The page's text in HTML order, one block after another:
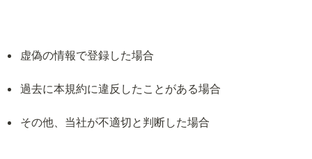
虚偽の情報で登録した場合
過去に本規約に違反したことがある場合
その他、当社が不適切と判断した場合